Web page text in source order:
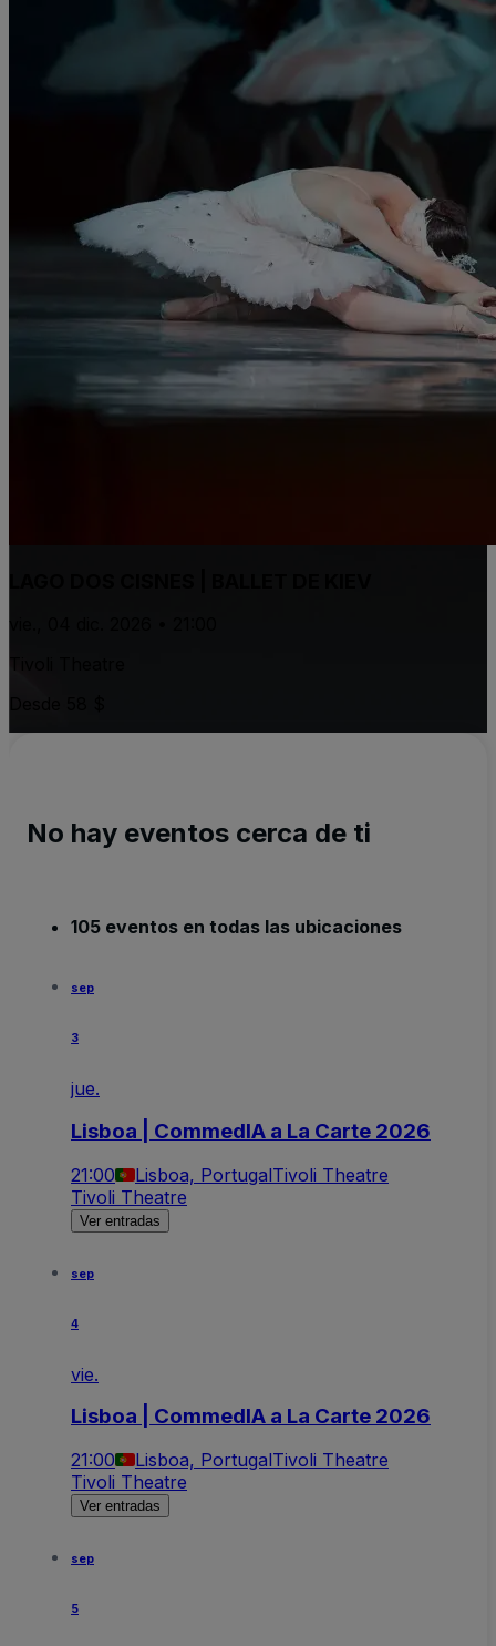
No hay eventos cerca de ti
105 eventos en todas las ubicaciones
sep
3
jue.
Lisboa | CommedIA a La Carte 2026
21:00 Lisboa, PortugalTivoli Theatre
Tivoli Theatre
Ver entradas
sep
4
vie.
Lisboa | CommedIA a La Carte 2026
21:00 Lisboa, PortugalTivoli Theatre
Tivoli Theatre
Ver entradas
sep
5